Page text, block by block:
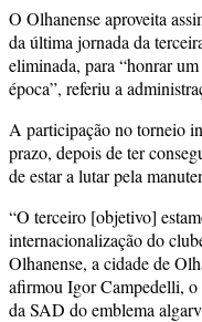
O Olhanense aproveita
da última jornada da
eliminada, para “honrar
época”, referiu a
A participação no torneio
prazo, depois de ter
de estar a lutar pela
“O terceiro [objetivo]
internacionalização do
Olhanense, a cidade de
afirmou Igor Campedelli, o
da SAD do emblema